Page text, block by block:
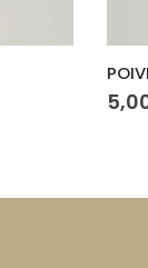
POIVRE DE PHU